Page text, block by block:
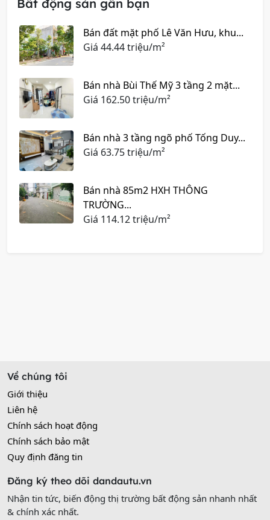
Bất động sản gần bạn
Bán đất mặt phố Lê Văn Hưu, khu...
Giá 44.44 triệu/m²
Bán nhà Bùi Thế Mỹ 3 tầng 2 mặt...
Giá 162.50 triệu/m²
Bán nhà 3 tầng ngõ phố Tống Duy...
Giá 63.75 triệu/m²
Bán nhà 85m2 HXH THÔNG
TRƯỜNG...
Giá 114.12 triệu/m²
Về chúng tôi
Giới thiệu
Liên hệ
Chính sách hoạt động
Chính sách bảo mật
Quy định đăng tin
Đăng ký theo dõi dandautu.vn
Nhận tin tức, biến động thị trường bất động sản nhanh nhất
& chính xác nhất.